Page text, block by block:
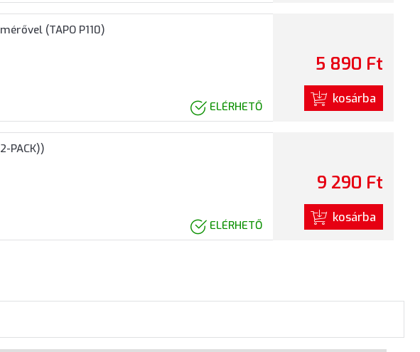
(TAPO P110)
ELÉRHETŐ
5 890 Ft
kosárba
PACK))
ELÉRHETŐ
9 290 Ft
kosárba